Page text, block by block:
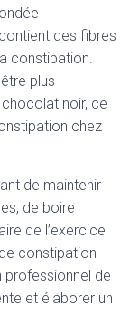
des fibres
constipation.
plus
noir, ce
chez
de maintenir
de boire
de l’exercice
constipation
professionnel de
et élaborer un